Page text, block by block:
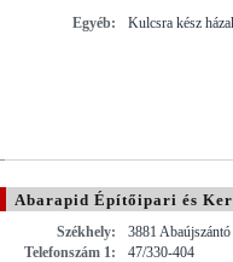
Egyéb:
Kulcsra kész
Abarapid Építőipari és
Székhely:
3881
Telefonszám 1:
47/330-404